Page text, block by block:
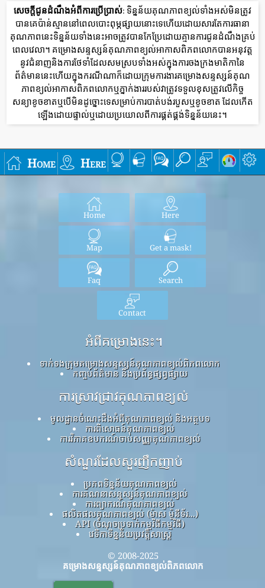
សេចក្តីជូនដំណឹងអំពីការប្រើប្រាស់: ទិន្នន័យគុណភាពខ្យល់ទាំងអស់មិនត្រូវ
បានគេប៉ាន់ស្មាននៅពេលបោះពុម្ភផ្សាយនោះទេហើយដោយសារតែការធានា
គុណភាពនេះទិន្នន័យទាំងនេះអាចត្រូវបានកែប្រែដោយគ្មានការជូនដំណឹងគ្រប់
ពេលវេលា។ គម្រោងសន្ទស្សន៍គុណភាពខ្យល់អាកាសពិភពលោកបានអនុវត្ត
នូវជំនាញនិងការថែទាំដែលសមស្របទាំងអស់ក្នុងការចងក្រងមាតិកានៃ
ព័ត៌មាននេះហើយក្នុងករណីណាក៏ដោយក្រុមការងារគម្រោងសន្ទស្សន៍គុណ
ភាពខ្យល់អាកាសពិភពលោកឬភ្នាក់ងាររបស់វាត្រូវទទួលខុសត្រូវលើកិច្ច
សន្យាខូចខាតឬបើមិនដូច្នោះទេសម្រាប់ការបាត់បង់របួសឬខូចខាត ដែលកើត
ឡើងដោយផ្ទាល់ឬដោយប្រយោលពីការផ្គត់ផ្គង់ទិន្នន័យនេះ។
Home Here
Home Here
Map Get a mask!
Faq Search
Contact
អំពីគម្រោងនេះ។
ទាក់ទងក្រុមគម្រោងសន្ទស្សន៍គុណភាពខ្យល់ពិភពលោក
កញ្ចប់ព័ត៌មាន និងប្រព័ន្ធផ្សព្វផ្សាយ
ការស្រាវជ្រាវគុណភាពខ្យល់
មូលដ្ឋានចំណេះដឹងអំពីគុណភាពខ្យល់ និងអត្ថបទ
ការពិសោធន៍គុណភាពខ្យល់
ការវិភាគឧបករណ៍ចាប់សញ្ញាគុណភាពខ្យល់
សំណួរដែលសួរញឹកញាប់
ប្រភពទិន្នន័យគុណភាពខ្យល់
ការគណនាសន្ទស្សន៍គុណភាពខ្យល់
ការព្យាករណ៍គុណភាពខ្យល់
ផលិតផលគុណភាពខ្យល់ (ម៉ាស ម៉ូនីទ័រ...)
API (ចំណុចប្រទាក់កម្មវិធីកម្មវិធី)
វេទិកាទិន្នន័យប្រវត្តិសាស្ត្រ
© 2008-2025
គម្រោងសន្ទស្សន៍គុណភាពខ្យល់ពិភពលោក